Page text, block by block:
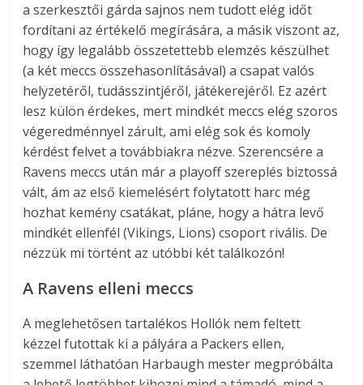
a szerkesztői gárda sajnos nem tudott elég időt
fordítani az értékelő megírására, a másik viszont az,
hogy így legalább összetettebb elemzés készülhet
(a két meccs összehasonlításával) a csapat valós
helyzetéről, tudásszintjéről, játékerejéről. Ez azért
lesz külön érdekes, mert mindkét meccs elég szoros
végeredménnyel zárult, ami elég sok és komoly
kérdést felvet a továbbiakra nézve. Szerencsére a
Ravens meccs után már a playoff szereplés biztossá
vált, ám az első kiemelésért folytatott harc még
hozhat kemény csatákat, pláne, hogy a hátra levő
mindkét ellenfél (Vikings, Lions) csoport rivális. De
nézzük mi történt az utóbbi két találkozón!
A Ravens elleni meccs
A meglehetősen tartalékos Hollók nem feltett
kézzel futottak ki a pályára a Packers ellen,
szemmel láthatóan Harbaugh mester megpróbálta